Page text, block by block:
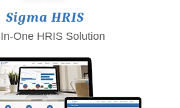
Sigma HRIS
One HRIS Solution